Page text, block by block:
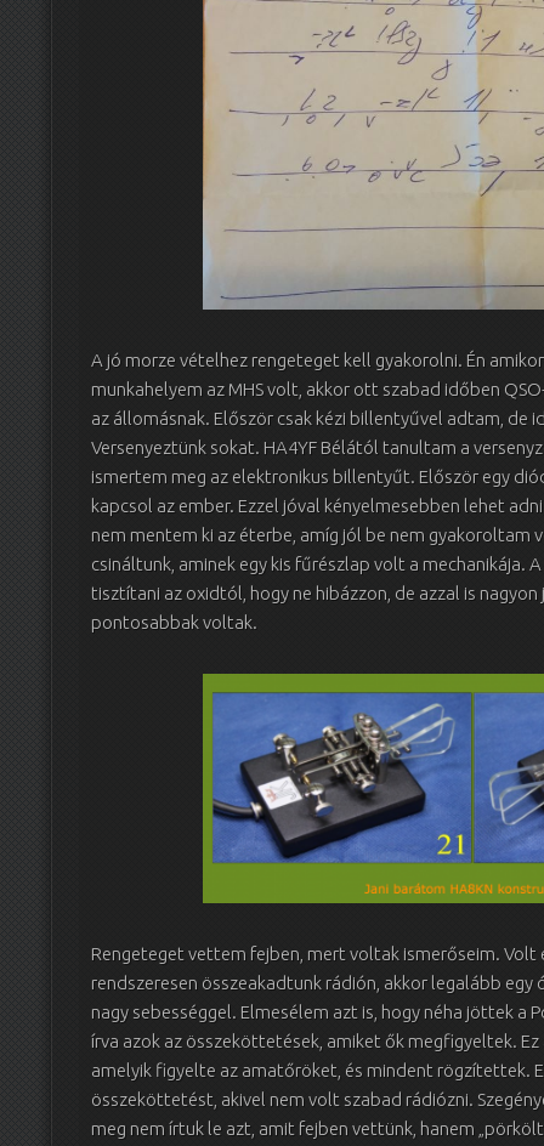
A jó morze vételhez rengeteget kell gyakorolni. Én
munkahelyem az MHS volt, akkor ott szabad időben
az állomásnak. Először csak kézi billentyűvel adtam, de
Versenyeztünk sokat. HA4YF Bélától tanultam a
ismertem meg az elektronikus billentyűt. Először egy
kapcsol az ember. Ezzel jóval kényelmesebben lehet
nem mentem ki az éterbe, amíg jól be nem gyakoroltam
csináltunk, aminek egy kis fűrészlap volt a
tisztítani az oxidtól, hogy ne hibázzon, de azzal is
pontosabbak voltak.
Rengeteget vettem fejben, mert voltak ismerőseim. Volt
rendszeresen összeakadtunk rádión, akkor legalább
nagy sebességgel. Elmesélem azt is, hogy néha jöttek a
írva azok az összeköttetések, amiket ők megfigyeltek.
amelyik figyelte az amatőröket, és mindent rögzítettek.
összeköttetést, akivel nem volt szabad rádiózni.
meg nem írtuk le azt, amit fejben vettünk, hanem